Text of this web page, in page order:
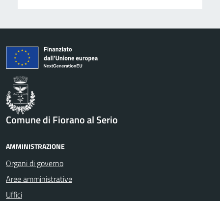
Comune di Fiorano al Serio
AMMINISTRAZIONE
Organi di governo
Aree amministrative
Uffici